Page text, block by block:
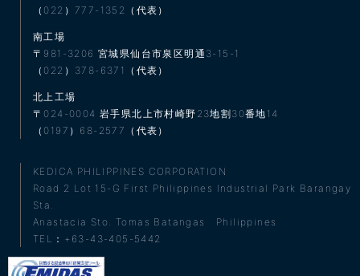
（022）777-1352（代表）
南工場
〒981-3206 宮城県仙台市泉区明通3-15-1
（022）378-6371（代表）
北上工場
〒024-0004 岩手県北上市村崎野23地割30番地14
（0197）68-2577（代表）
KEDICA PHILIPPINES CORPORATION
Road 2 Lot 15-G First Philippines Industrial Park Barangay
Sta.
Anastacia Sto. Tomas Batangas Philippines
TEL：+63-43-405-5442